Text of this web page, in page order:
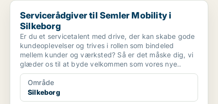
Servicerådgiver til Semler Mobility i Silkeborg
Servicerådgiver til Semler Mobility i
Silkeborg
Er du et servicetalent med drive, der kan skabe gode
kundeoplevelser og trives i rollen som bindeled
mellem kunder og værksted? Så er det måske dig, vi
glæder os til at byde velkommen som vores nye..
Område
Silkeborg